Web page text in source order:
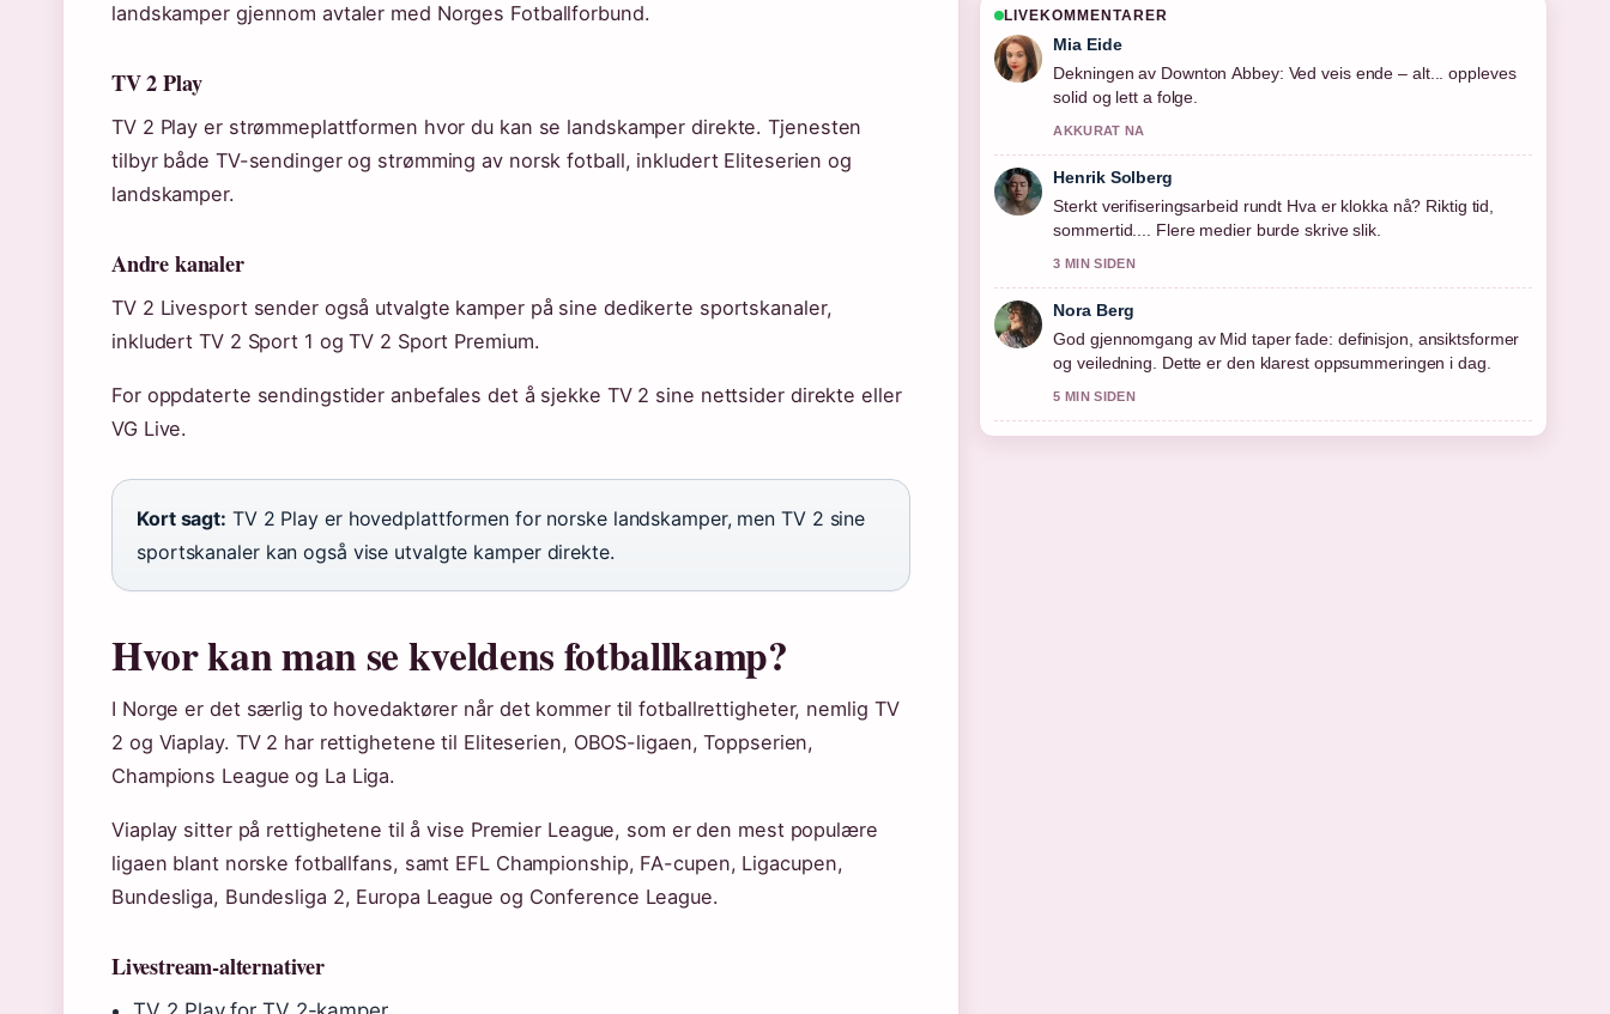
landskamper gjennom avtaler med Norges Fotballforbund.
TV 2 Play
TV 2 Play er strømmeplattformen hvor du kan se landskamper direkte. Tjenesten
tilbyr både TV-sendinger og strømming av norsk fotball, inkludert Eliteserien og
landskamper.
Andre kanaler
TV 2 Livesport sender også utvalgte kamper på sine dedikerte sportskanaler,
inkludert TV 2 Sport 1 og TV 2 Sport Premium.
For oppdaterte sendingstider anbefales det å sjekke TV 2 sine nettsider direkte eller
VG Live.
Kort sagt: TV 2 Play er hovedplattformen for norske landskamper, men TV 2 sine
sportskanaler kan også vise utvalgte kamper direkte.
Hvor kan man se kveldens fotballkamp?
I Norge er det særlig to hovedaktører når det kommer til fotballrettigheter, nemlig TV
2 og Viaplay. TV 2 har rettighetene til Eliteserien, OBOS-ligaen, Toppserien,
Champions League og La Liga.
Viaplay sitter på rettighetene til å vise Premier League, som er den mest populære
ligaen blant norske fotballfans, samt EFL Championship, FA-cupen, Ligacupen,
Bundesliga, Bundesliga 2, Europa League og Conference League.
Livestream-alternativer
LIVEKOMMENTARER
Mia Eide
Dekningen av Downton Abbey: Ved veis ende – alt... oppleves
solid og lett a folge.
AKKURAT NA
Henrik Solberg
Sterkt verifiseringsarbeid rundt Hva er klokka nå? Riktig tid,
sommertid.... Flere medier burde skrive slik.
3 MIN SIDEN
Nora Berg
God gjennomgang av Mid taper fade: definisjon, ansiktsformer
og veiledning. Dette er den klarest oppsummeringen i dag.
5 MIN SIDEN